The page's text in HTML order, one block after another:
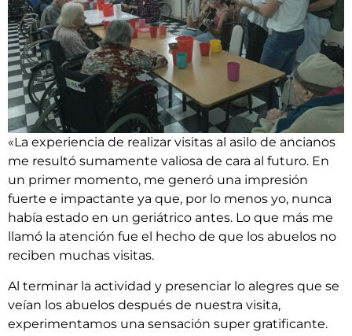
«La experiencia de realizar visitas al asilo de ancianos
me resultó sumamente valiosa de cara al futuro. En
un primer momento, me generó una impresión
fuerte e impactante ya que, por lo menos yo, nunca
había estado en un geriátrico antes. Lo que más me
llamó la atención fue el hecho de que los abuelos no
reciben muchas visitas.
Al terminar la actividad y presenciar lo alegres que se
veían los abuelos después de nuestra visita,
experimentamos una sensación super gratificante.